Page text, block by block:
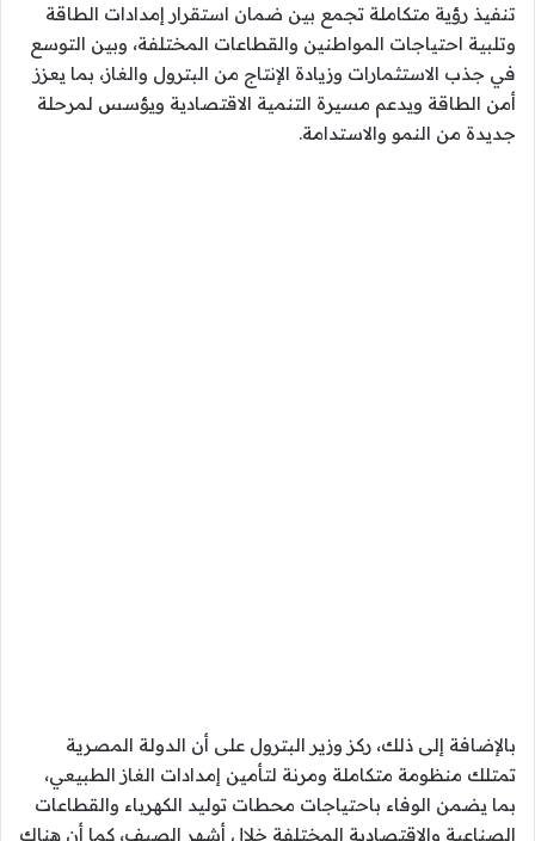
تنفيذ رؤية متكاملة تجمع بين ضمان استقرار إمدادات الطاقة
وتلبية احتياجات المواطنين والقطاعات المختلفة، وبين التوسع
في جذب الاستثمارات وزيادة الإنتاج من البترول والغاز، بما يعزز
أمن الطاقة ويدعم مسيرة التنمية الاقتصادية ويؤسس لمرحلة
جديدة من النمو والاستدامة.
بالإضافة إلى ذلك، ركز وزير البترول على أن الدولة المصرية
تمتلك منظومة متكاملة ومرنة لتأمين إمدادات الغاز الطبيعي،
بما يضمن الوفاء باحتياجات محطات توليد الكهرباء والقطاعات
الصناعية والاقتصادية المختلفة خلال أشهر الصيف، كما أن هناك